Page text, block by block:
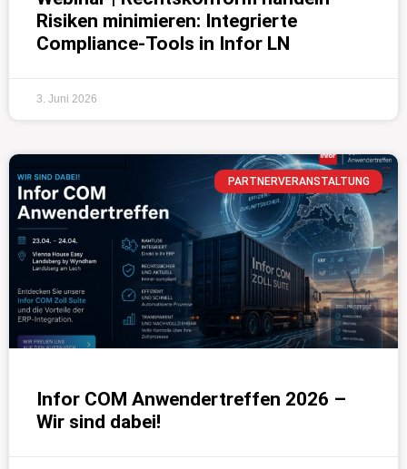
Risiken minimieren: Integrierte
Compliance-Tools in Infor LN
3. Juni 2026
PARTNERVERANSTALTUNG
Infor COM Anwendertreffen 2026 –
Wir sind dabei!